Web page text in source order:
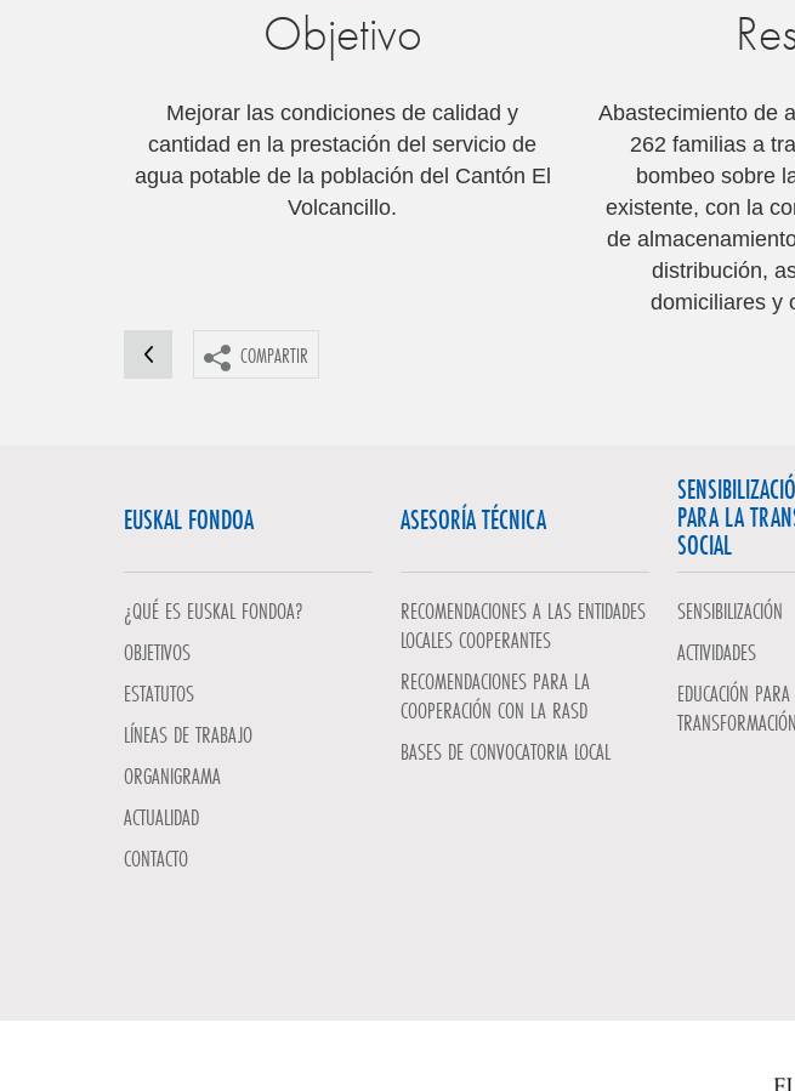
Objetivo
Mejorar las condiciones de calidad y
cantidad en la prestación del servicio de
agua potable de la población del Cantón El
Volcancillo.
Abastecimiento de
262 familias a
bombeo sobre
existente, con la
de
distribución,
domiciliares y
COMPARTIR
EUSKAL FONDOA
¿QUÉ ES EUSKAL FONDOA?
OBJETIVOS
ESTATUTOS
LÍNEAS DE TRABAJO
ORGANIGRAMA
ACTUALIDAD
CONTACTO
ASESORÍA TÉCNICA
RECOMENDACIONES A LAS ENTIDADES
LOCALES COOPERANTES
RECOMENDACIONES PARA LA
COOPERACIÓN CON LA RASD
BASES DE CONVOCATORIA LOCAL
PARA LA
SOCIAL
SENSIBILIZACIÓN
ACTIVIDADES
EDUCACIÓN